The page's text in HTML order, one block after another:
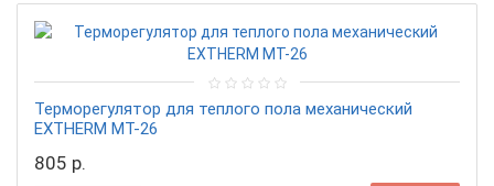
Терморегулятор для теплого пола механический
EXTHERM МТ-26
805 р.